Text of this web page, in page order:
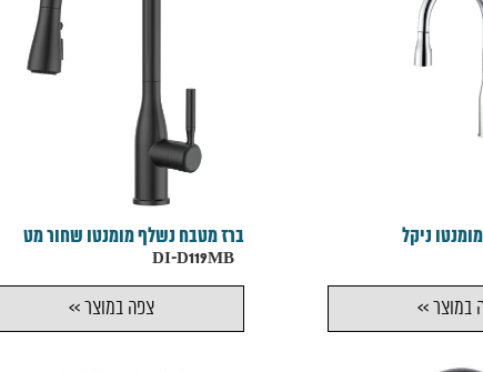
ניקל
במוצר >>
ברז מטבח נשלף מומנטו שחור מט
DI-D119MB
צפה במוצר >>